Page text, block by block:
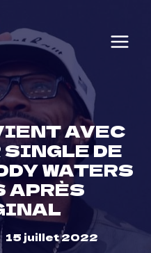
AVEC
DE
WATERS
APRÈS
15 juillet 2022